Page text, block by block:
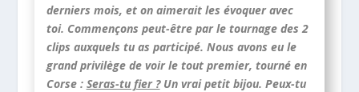
derniers mois, et on aimerait les évoquer avec
toi. Commençons peut-être par le tournage des 2
clips auxquels tu as participé. Nous avons eu le
grand privilège de voir le tout premier, tourné en
Corse : Seras-tu fier ?Un vrai petit bijou. Peux-tu